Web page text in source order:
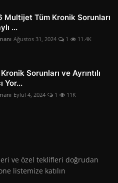
Multijet Tüm Kronik Sorunları
...
Ağustos 31, 2024 1 11.4K
Sorunları ve Ayrıntılı
Yor...
Eylül 4, 2024 1 11K
ve özel teklifleri doğrudan
listemize katılın